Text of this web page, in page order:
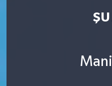
ŞU
Son Dakika Haberleri